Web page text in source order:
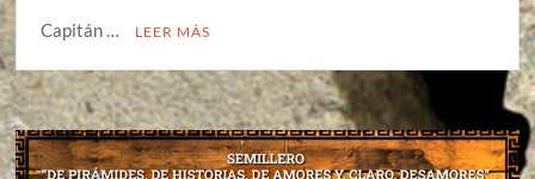
Capitán …
LEER MÁS